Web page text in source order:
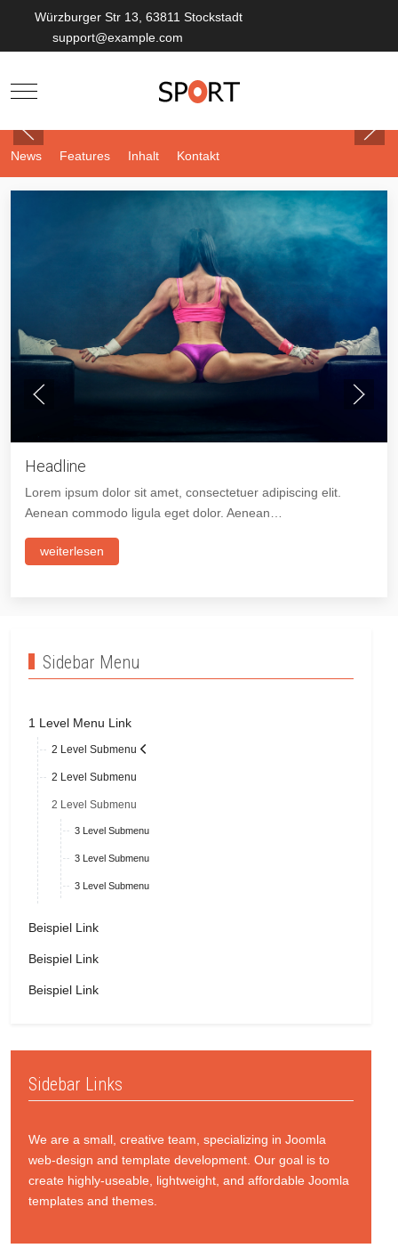
Würzburger Str 13, 63811 Stockstadt
support@example.com
Mobile Menu Toggle
News Features Inhalt Kontakt
Headline
Lorem ipsum dolor sit amet, consectetuer adipiscing elit.
Aenean commodo ligula eget dolor. Aenean…
weiterlesen
Sidebar Menu
1 Level Menu Link
2 Level Submenu
2 Level Submenu
2 Level Submenu
3 Level Submenu
3 Level Submenu
3 Level Submenu
Beispiel Link
Beispiel Link
Beispiel Link
Sidebar Links
We are a small, creative team, specializing in Joomla
web-design and template development. Our goal is to
create highly-useable, lightweight, and affordable Joomla
templates and themes.